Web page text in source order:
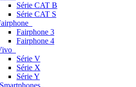
Série CAT B
Série CAT S
Fairphone 3
Fairphone 4
Série V
Série X
Série Y